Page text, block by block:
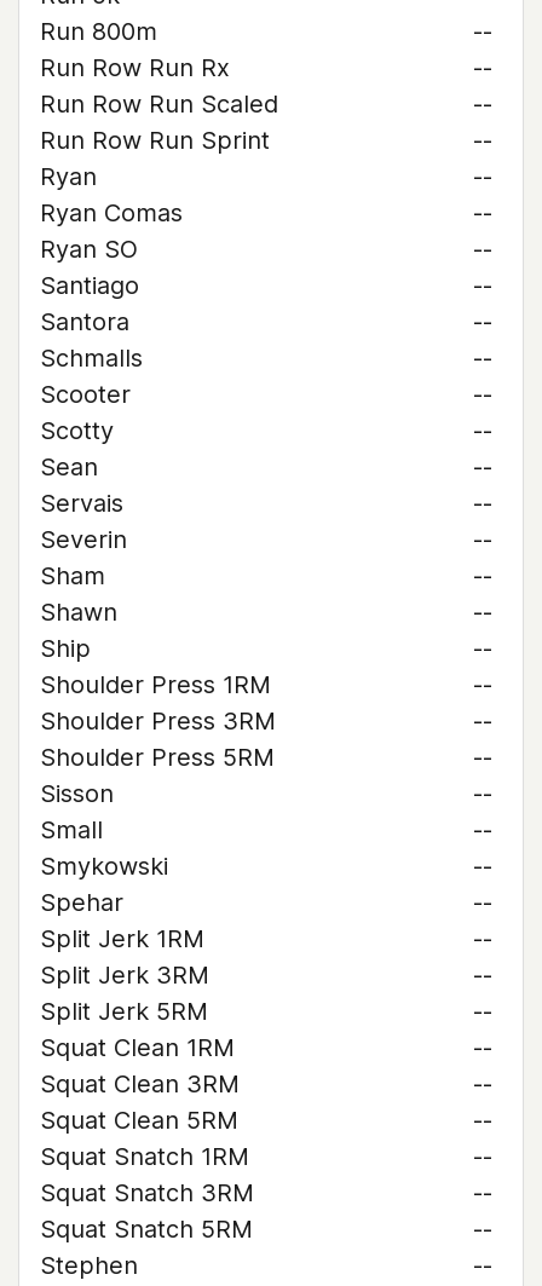
Run 800m
--
Run Row Run Rx
--
Run Row Run Scaled
--
Run Row Run Sprint
--
Ryan
--
Ryan Comas
--
Ryan SO
--
Santiago
--
Santora
--
Schmalls
--
Scooter
--
Scotty
--
Sean
--
Servais
--
Severin
--
Sham
--
Shawn
--
Ship
--
Shoulder Press 1RM
--
Shoulder Press 3RM
--
Shoulder Press 5RM
--
Sisson
--
Small
--
Smykowski
--
Spehar
--
Split Jerk 1RM
--
Split Jerk 3RM
--
Split Jerk 5RM
--
Squat Clean 1RM
--
Squat Clean 3RM
--
Squat Clean 5RM
--
Squat Snatch 1RM
--
Squat Snatch 3RM
--
Squat Snatch 5RM
--
Stephen
--